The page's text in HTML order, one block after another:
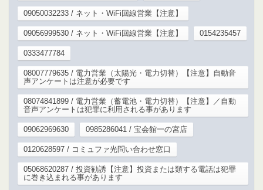
09050032233 / ネット・WiFi回線営業【注意】
09056999530 / ネット・WiFi回線営業【注意】 0154235457
0333477784
08007779635 / 電力営業（太陽光・電力切替）【注意】自動音
声アンケートは注意が必要です
08074841899 / 電力営業（蓄電池・電力切替）【注意】／自動
音声アンケートは犯罪に利用される事があります
09062969630 0985286041 / 宝会館一の宮店
0120628597 / コミュファ光問い合わせ窓口
05068620287 / 投資勧誘【注意】投資または類する電話は犯罪
に巻き込まれる事があります